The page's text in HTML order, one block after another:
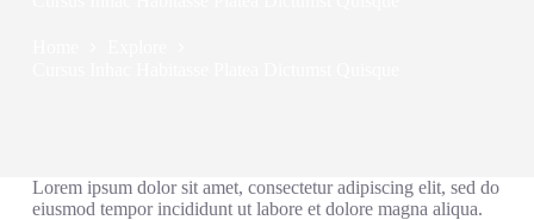
Lorem ipsum dolor sit amet, consectetur adipiscing elit, sed do
eiusmod tempor incididunt ut labore et dolore magna aliqua.